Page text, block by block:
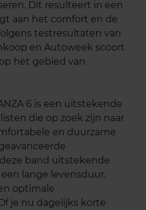
Dit resulteert in een
aan het comfort en de
testresultaten van
en Autoweek scoort
het gebied van
6 is een uitstekende
die op zoek zijn naar
en duurzame
band uitstekende
lange levensduur,
optimale
je nu dagelijks korte